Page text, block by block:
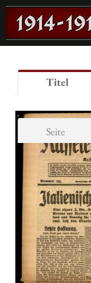
Titel
Seite